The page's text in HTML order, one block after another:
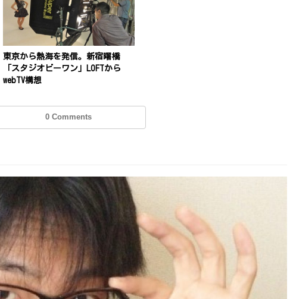
東京から熱海を発信。新宿曙橋
「スタジオビーワン」LOFTから
webTV構想
0 Comments